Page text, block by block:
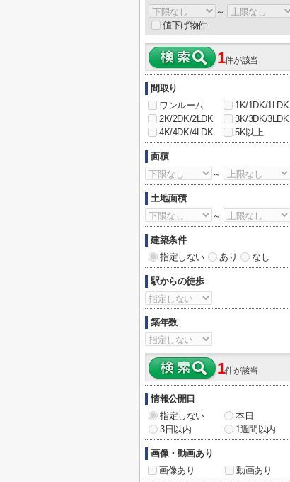
～
値下げ物件
1件が該当
間取り
ワンルーム
1K/1DK/1LDK
2K/2DK/2LDK
3K/3DK/3LDK
4K/4DK/4LDK
5K以上
面積
～
土地面積
～
建築条件
指定しない
あり なし
駅からの徒歩
築年数
1件が該当
情報公開日
指定しない
本日
3日以内
1週間以内
画像・動画あり
画像あり
動画あり